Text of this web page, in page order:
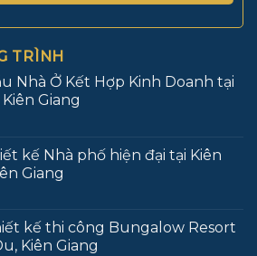
TRÌNH
Nhà Ở Kết Hợp Kinh Doanh tại
Kiên Giang
kế Nhà phố hiện đại tại Kiên
Giang
kế thi công Bungalow Resort
Kiên Giang